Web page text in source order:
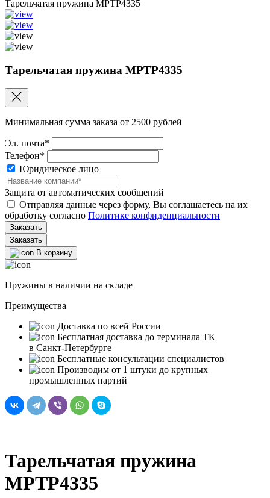
Тарельчатая пружина MPTP4335
Тарельчатая пружина MPTP4335
Минимальная сумма заказа от 2500 рублей
Эл. почта*
Телефон*
Юридическое лицо
Защита от автоматических сообщений
Отправляя данные через форму, Вы соглашаетесь на их
обработку согласно Политике конфиденциальности
Заказать
В корзину
Пружины в наличии на складе
Преимущества
Доставка по всей России
Бесплатная доставка до терминала ТК
в Санкт‑Петербурге
Бесплатные консультации специалистов
Производим от 1 штуки до крупных
промышленных партий
Тарельчатая пружина
MPTP4335